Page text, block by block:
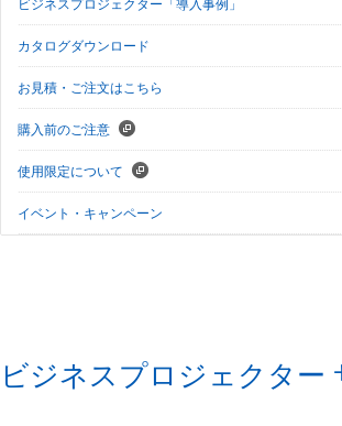
ビジネスプロジェクター「導入事例」
カタログダウンロード
お見積・ご注文はこちら
購入前のご注意
使用限定について
イベント・キャンペーン
ビジネスプロジェクター